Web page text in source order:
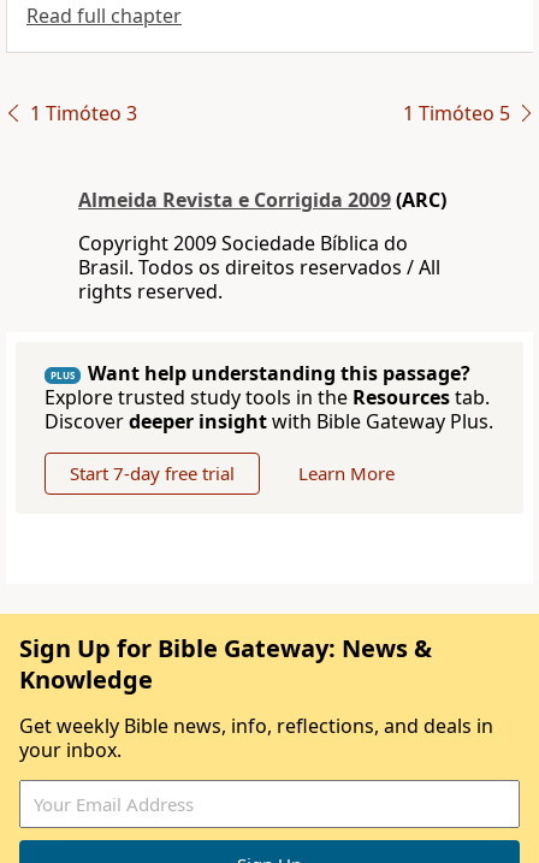
Read full chapter
1 Timóteo 3 1 Timóteo 5
Almeida Revista e Corrigida 2009(ARC)
Copyright 2009 Sociedade Bíblica do
Brasil. Todos os direitos reservados / All
rights reserved.
PLUS
Want help understanding this passage?
Explore trusted study tools in the Resourcestab.
Discoverdeeper insightwith Bible Gateway Plus.
Start 7-day free trial Learn More
Sign Up for Bible Gateway: News &
Knowledge
Get weekly Bible news, info, reflections, and deals in
your inbox.